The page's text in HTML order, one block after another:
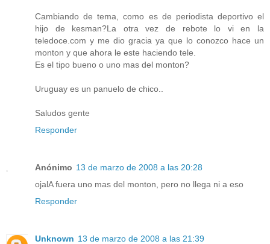
Cambiando de tema, como es de periodista deportivo el
hijo de kesman?La otra vez de rebote lo vi en la
teledoce.com y me dio gracia ya que lo conozco hace un
monton y que ahora le este haciendo tele.
Es el tipo bueno o uno mas del monton?
Uruguay es un panuelo de chico..
Saludos gente
Responder
Anónimo 13 de marzo de 2008 a las 20:28
ojalA fuera uno mas del monton, pero no llega ni a eso
Responder
Unknown 13 de marzo de 2008 a las 21:39